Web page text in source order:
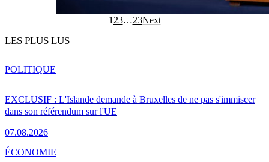
1 23…23Next
LES PLUS LUS
EXCLUSIF : L'Islande demande à Bruxelles de ne pas s'immiscer
dans son référendum sur l'UE
07.08.2026
POLITIQUE
ÉCONOMIE